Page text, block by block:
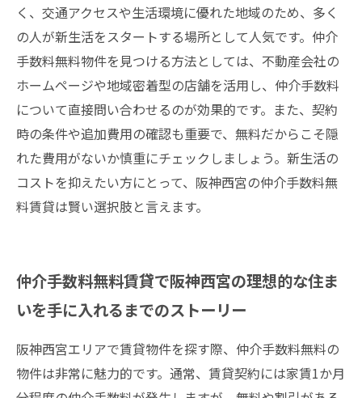
く、交通アクセスや生活環境に優れた地域のため、多く
の人が新生活をスタートする場所として人気です。仲介
手数料無料物件を見つける方法としては、不動産会社の
ホームページや地域密着型の店舗を活用し、仲介手数料
について直接問い合わせるのが効果的です。また、契約
時の条件や追加費用の確認も重要で、無料だからこそ隠
れた費用がないか慎重にチェックしましょう。新生活の
コストを抑えたい方にとって、阪神西宮の仲介手数料無
料賃貸は賢い選択肢と言えます。
仲介手数料無料賃貸で阪神西宮の理想的な住ま
いを手に入れるまでのストーリー
阪神西宮エリアで賃貸物件を探す際、仲介手数料無料の
物件は非常に魅力的です。通常、賃貸契約には家賃1か月